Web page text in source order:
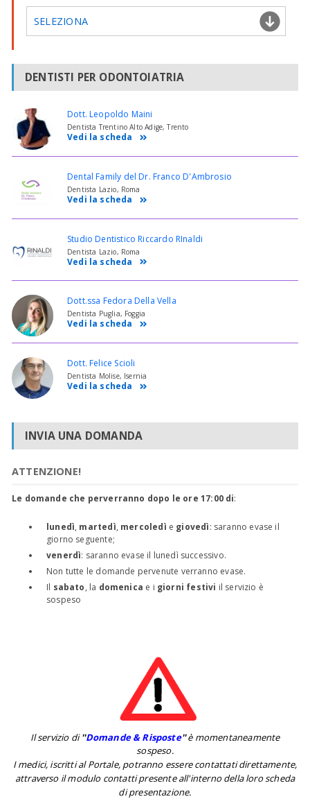
SELEZIONA
DENTISTI PER ODONTOIATRIA
Dott. Leopoldo Maini
Dentista Trentino Alto Adige, Trento
Vedi la scheda
Dental Family del Dr. Franco D'Ambrosio
Dentista Lazio, Roma
Vedi la scheda
Studio Dentistico Riccardo RInaldi
Dentista Lazio, Roma
Vedi la scheda
Dott.ssa Fedora Della Vella
Dentista Puglia, Foggia
Vedi la scheda
Dott. Felice Scioli
Dentista Molise, Isernia
Vedi la scheda
INVIA UNA DOMANDA
ATTENZIONE!
Le domande che perverranno dopo le ore 17:00 di:
lunedì, martedì, mercoledì e giovedì: saranno evase il
giorno seguente;
venerdì: saranno evase il lunedì successivo.
Non tutte le domande pervenute verranno evase.
Il sabato, la domenica e i giorni festivi il servizio è
sospeso
Il servizio di''Domande & Risposte''è momentaneamente
sospeso.
I medici, iscritti al Portale, potranno essere contattati direttamente,
attraverso il modulo contatti presente all'interno della loro scheda
di presentazione.